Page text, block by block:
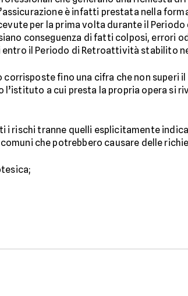
è infatti prestata nella
per la prima volta durante il
conseguenza di fatti colposi, errori
il Periodo di Retroattività stabilito
corrisposte fino una cifra che non superi
l’istituto a cui presta la propria opera si
i rischi tranne quelli esplicitamente
che potrebbero causare delle